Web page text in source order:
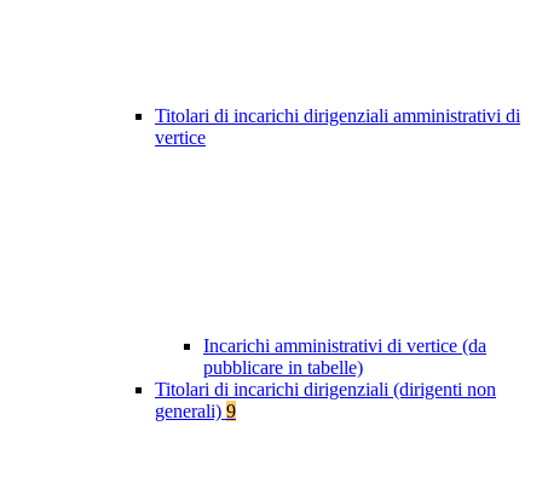
Titolari di incarichi dirigenziali amministrativi di
vertice
Incarichi amministrativi di vertice (da
pubblicare in tabelle)
Titolari di incarichi dirigenziali (dirigenti non
generali) 9